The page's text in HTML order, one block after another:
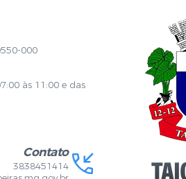
Serviços Online
Vigilância Sanitária
000
às 11:00 e das
Contato
3838451414